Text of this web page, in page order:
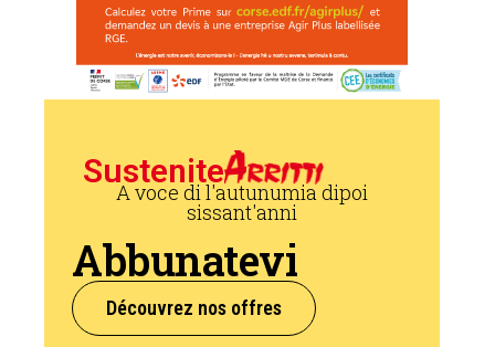
Sustenite
A voce di l'autunumia dipoi
sissant'anni
Abbunatevi
Découvrez nos offres